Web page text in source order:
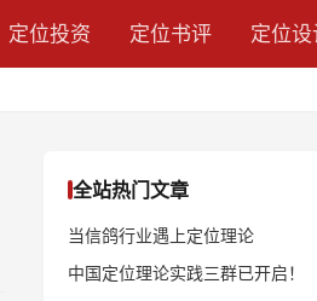
定位投资 定位书评 定位设
全站热门文章
当信鸽行业遇上定位理论
中国定位理论实践三群已开启！